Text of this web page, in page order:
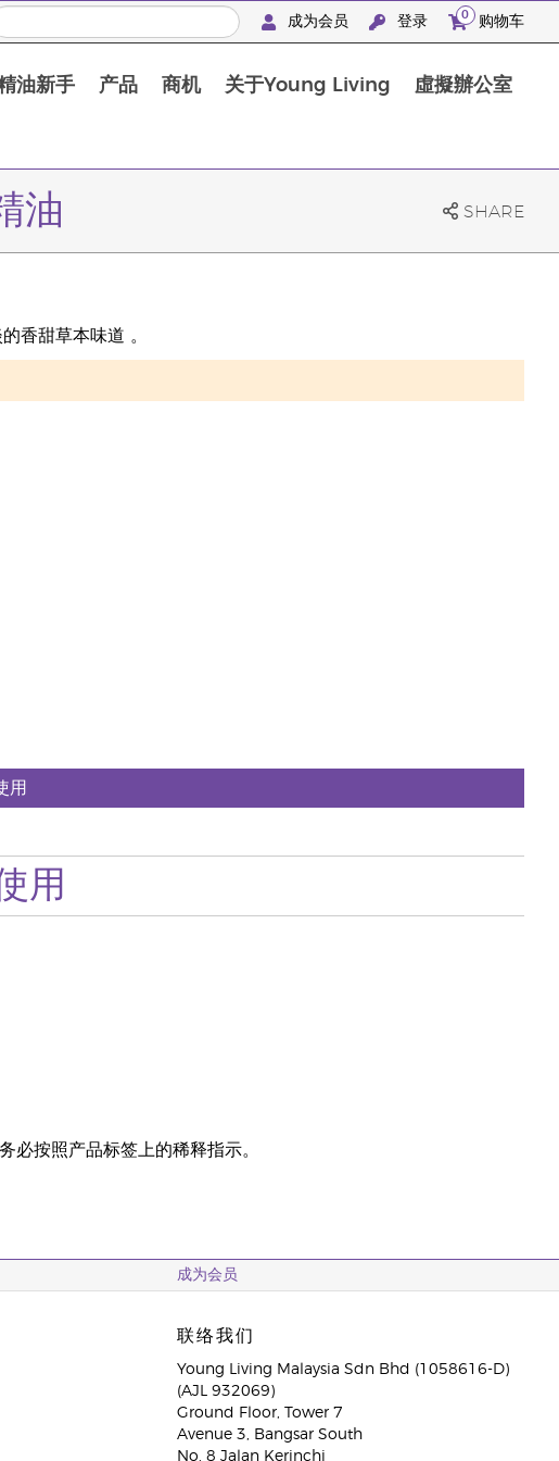
成为会员 登录 0 购物车
油新手 产品 商机 关于Young Living 虛擬辦公室
油 SHARE
香甜草本味道 。
用
用
必按照产品标签上的稀释指示。
成为会员
联络我们
Young Living Malaysia Sdn Bhd (1058616-D)
(AJL 932069)
Ground Floor, Tower 7
Avenue 3, Bangsar South
No. 8 Jalan Kerinchi